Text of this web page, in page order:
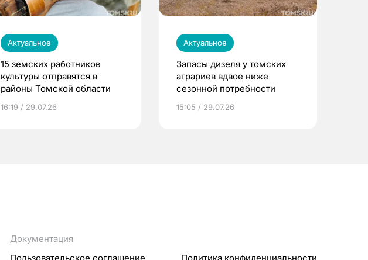
Актуальное
15 земских работников
культуры отправятся в
районы Томской области
16:19 / 29.07.26
Актуальное
Запасы дизеля у томских
аграриев вдвое ниже
сезонной потребности
15:05 / 29.07.26
Документация